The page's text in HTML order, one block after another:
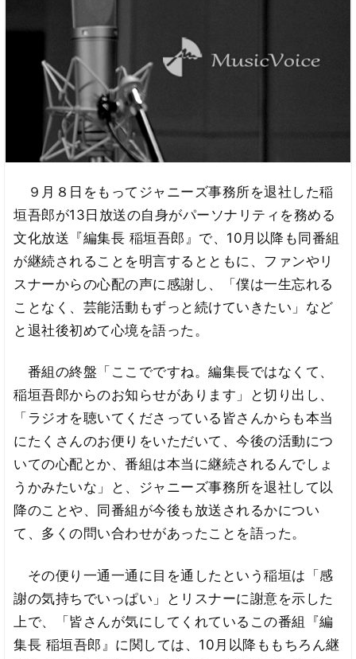
９月８日をもってジャニーズ事務所を退社した稲
垣吾郎が13日放送の自身がパーソナリティを務める
文化放送『編集長 稲垣吾郎』で、10月以降も同番組
が継続されることを明言するとともに、ファンやリ
スナーからの心配の声に感謝し、「僕は一生忘れる
ことなく、芸能活動もずっと続けていきたい」など
と退社後初めて心境を語った。
番組の終盤「ここでですね。編集長ではなくて、
稲垣吾郎からのお知らせがあります」と切り出し、
「ラジオを聴いてくださっている皆さんからも本当
にたくさんのお便りをいただいて、今後の活動につ
いての心配とか、番組は本当に継続されるんでしょ
うかみたいな」と、ジャニーズ事務所を退社して以
降のことや、同番組が今後も放送されるかについ
て、多くの問い合わせがあったことを語った。
その便り一通一通に目を通したという稲垣は「感
謝の気持ちでいっぱい」とリスナーに謝意を示した
上で、「皆さんが気にしてくれているこの番組『編
集長 稲垣吾郎』に関しては、10月以降ももちろん継